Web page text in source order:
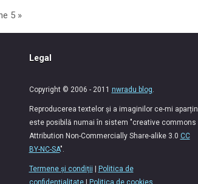
5»
Legal
Copyright © 2006 - 2011 nwradu blog
Reproducerea textelor și a imaginilor ce-mi aparțin
este posibilă numai în sistem "creative commons
Attribution Non-Commercially Share-alike 3.0 CC
BY-NC-SA".
Termene și condiții | Politica de
confidențialitate| Politica de cookies